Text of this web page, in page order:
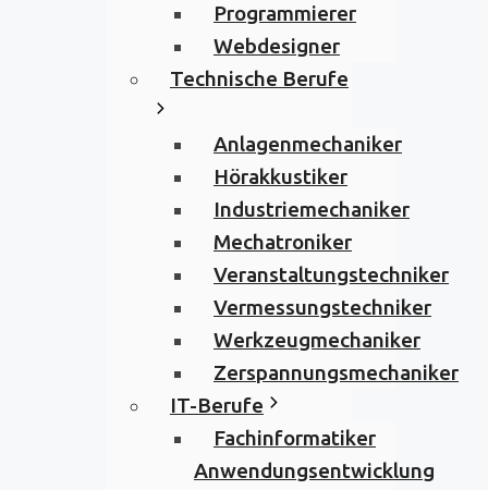
Programmierer
Webdesigner
Technische Berufe
Anlagenmechaniker
Hörakkustiker
Industriemechaniker
Mechatroniker
Veranstaltungstechniker
Vermessungstechniker
Werkzeugmechaniker
Zerspannungsmechaniker
IT-Berufe
Fachinformatiker
Anwendungsentwicklung